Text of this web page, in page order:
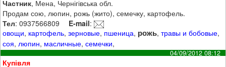
Частник, Мена, Чернігівська обл.
Продам сою, люпин, рожь (жито), семечку, картофель.
Тел: 0937566809 E-mail:
овощи, картофель,зерновые, пшеница, рожь,травы и бобовые,
соя,люпин, масличные,семечки,
04/09/2012 08:12
Купівля